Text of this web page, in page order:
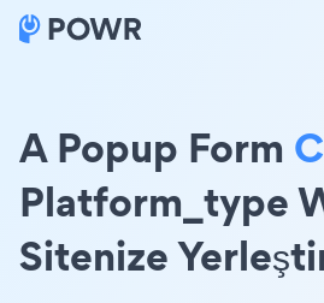
A Popup Form
Platform_type
Sitenize